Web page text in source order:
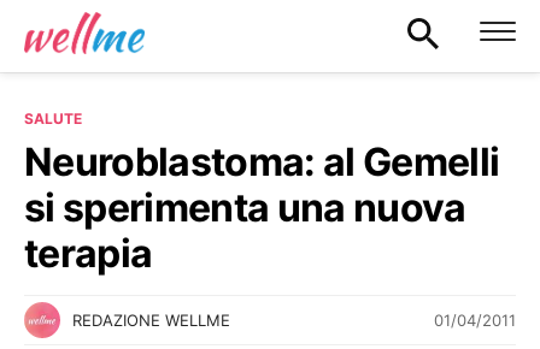
SALUTE
Neuroblastoma: al Gemelli
si sperimenta una nuova
terapia
REDAZIONE WELLME 01/04/2011